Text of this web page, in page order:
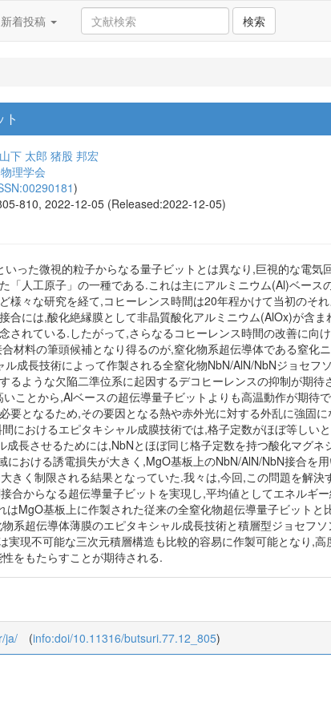
新着投稿 検索
山下 太郎 猪股 邦宏
理学会
)
810, 2022-12-05 (Released:2022-12-05)
った微視的粒子からなる量子ビットとは異なり,巨視的な電気
「人工原子」の一種である.これは主にアルミニウム(Al)ベース
様々な研究を経て,コヒーレンス時間は20年程かけて当初のそ
合には,酸化絶縁膜として非晶質酸化アルミニウム(AlOx)が含
されている.したがって,さらなるコヒーレンス時間の改善に向
材料の筆頭候補となり得るのが,窒化物系超伝導体である窒化
成長技術によって作製される全窒化物NbN/AlN/NbNジョセフ
るような欠陥二準位系に起因するデコヒーレンスの抑制が期
ことから,Alベースの超伝導量子ビットよりも高温動作が期待
要となるため,その要因となる熱や赤外光に対する外乱に強固
におけるエピタキシャル成膜技術では,格子定数がほぼ等しい
成長させるためには,NbNとほぼ同じ格子定数を持つ酸化マグ
における誘電損失が大きく,MgO基板上のNbN/AlN/NbN接合を
きく制限される結果となっていた.我々は,今回,この問題を解決
合からなる超伝導量子ビットを実現し,平均値としてエネルギ
MgO基板上に作製された従来の全窒化物超伝導量子ビットと
系超伝導体薄膜のエピタキシャル成長技術と積層型ジョセフ
実現不可能な三次元積層構造も比較的容易に作製可能となり,
をもたらすことが期待される.
ja/ (info:doi/10.11316/butsuri.77.12_805)